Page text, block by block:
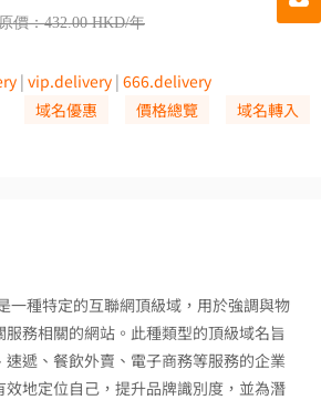
價：432.00 HKD/年
| vip.delivery | 666.delivery
域名優惠
價格總覽 域名轉入
一種特定的互聯網頂級域，用於強調與物
務相關的網站。此種類型的頂級域名旨
遞、餐飲外賣、電子商務等服務的企業
效地定位自己，提升品牌識別度，並為潛